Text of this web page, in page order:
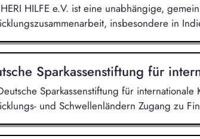
HILFE e.V. ist eine unabhängige,
insbesondere in
Sparkassenstiftung für
Sparkassenstiftung für
und Schwellenländern Zugang zu